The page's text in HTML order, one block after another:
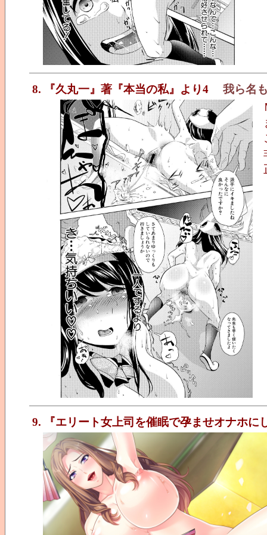
8. 『久丸一』著『本当の私』より4
我ら名
9. 『エリート女上司を催眠で孕ませオナホに